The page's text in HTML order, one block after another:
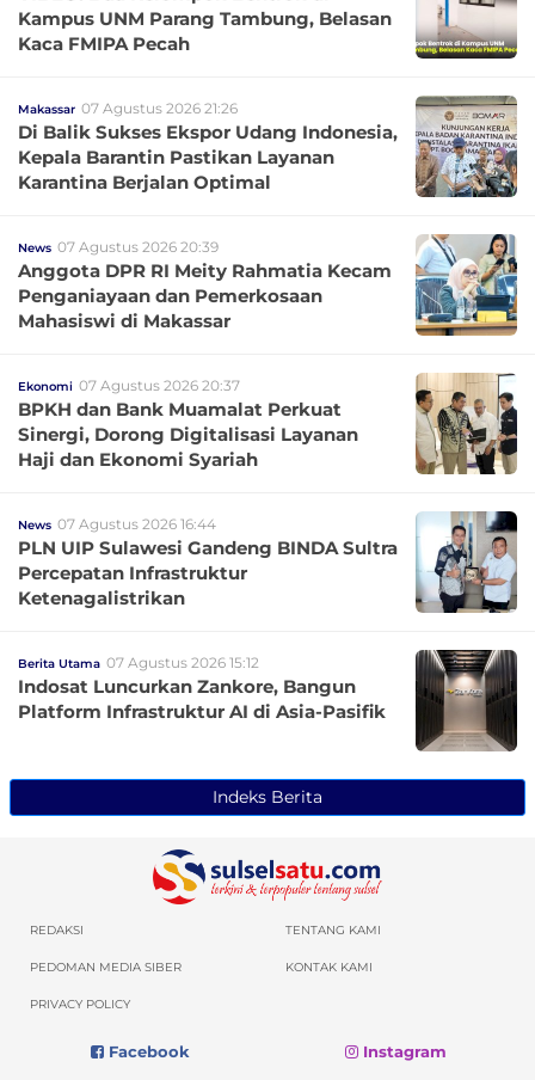
Kampus UNM Parang Tambung, Belasan
Kaca FMIPA Pecah
Makassar 07 Agustus 2026 21:26
Di Balik Sukses Ekspor Udang Indonesia,
Kepala Barantin Pastikan Layanan
Karantina Berjalan Optimal
News 07 Agustus 2026 20:39
Anggota DPR RI Meity Rahmatia Kecam
Penganiayaan dan Pemerkosaan
Mahasiswi di Makassar
Ekonomi 07 Agustus 2026 20:37
BPKH dan Bank Muamalat Perkuat
Sinergi, Dorong Digitalisasi Layanan
Haji dan Ekonomi Syariah
News 07 Agustus 2026 16:44
PLN UIP Sulawesi Gandeng BINDA Sultra
Percepatan Infrastruktur
Ketenagalistrikan
Berita Utama 07 Agustus 2026 15:12
Indosat Luncurkan Zankore, Bangun
Platform Infrastruktur AI di Asia-Pasifik
Indeks Berita
REDAKSI TENTANG KAMI
PEDOMAN MEDIA SIBER KONTAK KAMI
PRIVACY POLICY
Facebook
Instagram